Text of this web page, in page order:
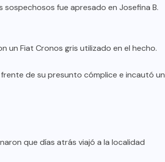
sospechosos fue apresado en Josefina B.
un Fiat Cronos gris utilizado en el hecho.
de su presunto cómplice e incautó un
que días atrás viajó a la localidad